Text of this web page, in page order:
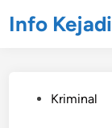
toInfo
PostedKriminal